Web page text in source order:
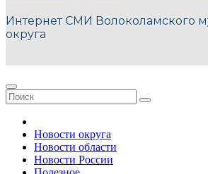
Интернет СМИ Волоколамского
округа
Новости округа
Новости области
Новости России